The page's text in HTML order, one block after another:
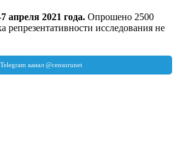
апреля 2021 года. Опрошено 2500
репрезентативности исследования не